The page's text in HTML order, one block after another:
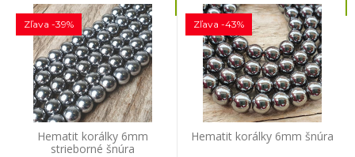
Hematit korálky 6mm
strieborné šnúra
Zľava -39%
Hematit korálky 6mm šnúra
Zľava -43%